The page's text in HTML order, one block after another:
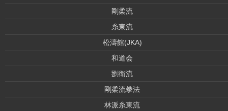
剛柔流
糸東流
松濤館(JKA)
和道会
劉衛流
剛柔流拳法
林派糸東流